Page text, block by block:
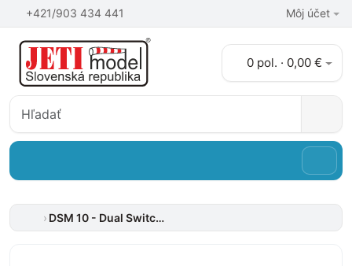
+421/903 434 441 Môj účet
0 pol. · 0,00 €
DSM 10 - Dual Switch Mixer